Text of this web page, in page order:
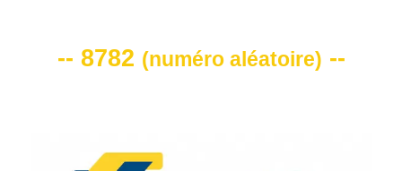
-- 8782 (numéro aléatoire) --